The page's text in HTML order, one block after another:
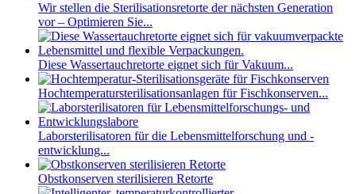
Wir stellen die Sterilisationsretorte der nächsten Generation
vor – Optimieren Sie...
Diese Wassertauchretorte eignet sich für Vakuum...
Hochtemperatursterilisationsanlagen für Fischkonserven...
Laborsterilisatoren für die Lebensmittelforschung und -
entwicklung...
Obstkonserven sterilisieren Retorte